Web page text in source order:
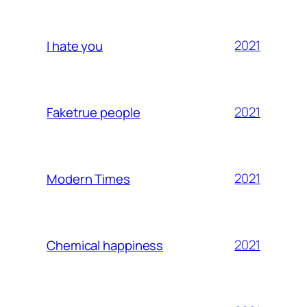
I hate you 2021
Faketrue people 2021
Modern Times 2021
Chemical happiness 2021